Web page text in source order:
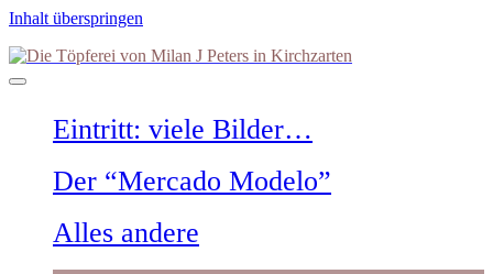
Inhalt überspringen
Die
Töpferei
Kirchzarten
Eintritt: viele Bilder…
Der “Mercado Modelo”
Alles andere